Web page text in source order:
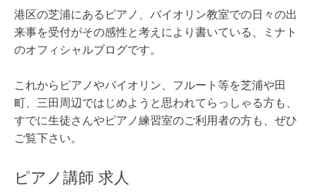
港区の芝浦にあるピアノ、バイオリン教室での日々の出
来事を受付がその感性と考えにより書いている、ミナト
のオフィシャルブログです。
これからピアノやバイオリン、フルート等を芝浦や田
町、三田周辺ではじめようと思われてらっしゃる方も、
すでに生徒さんやピアノ練習室のご利用者の方も、ぜひ
ご覧下さい。
ピアノ講師 求人